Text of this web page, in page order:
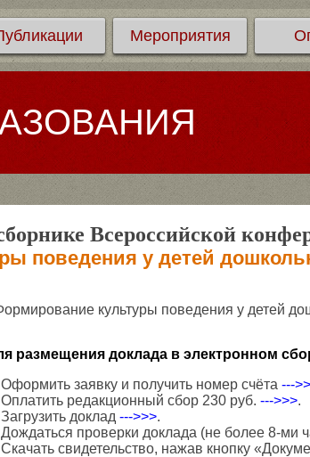
Мероприятия
Всероссийской
поведения у детей
культуры поведения у детей
размещения доклада в электронном
заявку и получить номер счёта ---
редакционный сбор 230 руб. --->>>.
доклад --->>>.
проверки доклада (не более 8-ми
свидетельство, нажав кнопку